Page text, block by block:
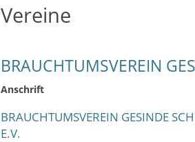
Vereine
BRAUCHTUMSVEREIN
Anschrift
BRAUCHTUMSVEREIN GESINDE
E.V.